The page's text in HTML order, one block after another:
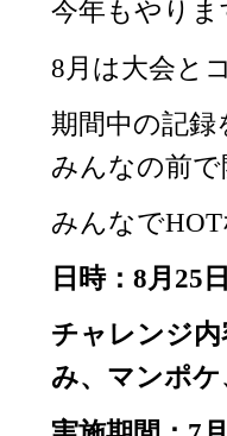
今年もやり
8月は大会と
期間中の記録
みんなの前
みんなで
日時：8月25
チャレンジ
み、マンポ